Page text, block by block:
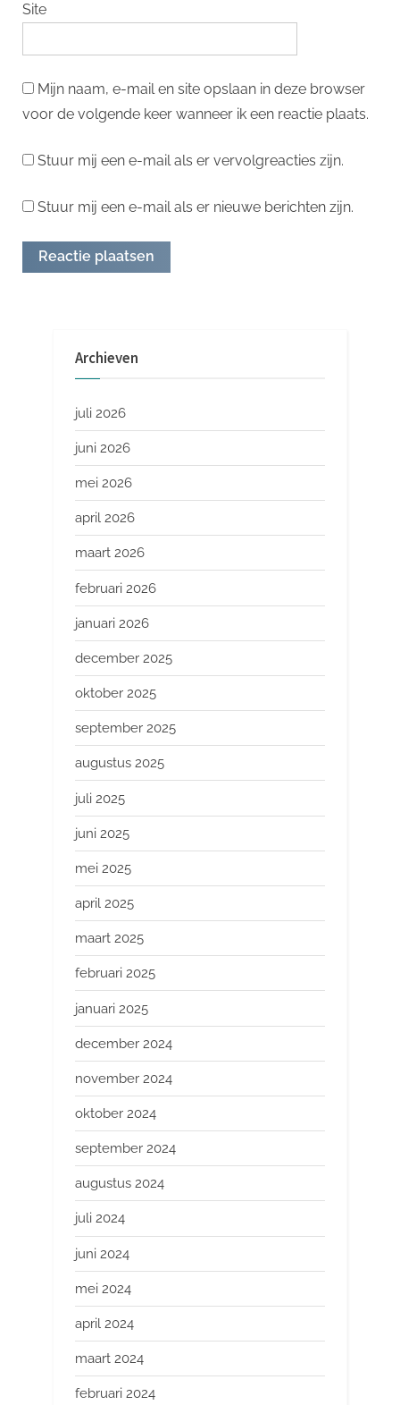
Site
Mijn naam, e-mail en site opslaan in deze browser
voor de volgende keer wanneer ik een reactie plaats.
Stuur mij een e-mail als er vervolgreacties zijn.
Stuur mij een e-mail als er nieuwe berichten zijn.
Archieven
juli 2026
juni 2026
mei 2026
april 2026
maart 2026
februari 2026
januari 2026
december 2025
oktober 2025
september 2025
augustus 2025
juli 2025
juni 2025
mei 2025
april 2025
maart 2025
februari 2025
januari 2025
december 2024
november 2024
oktober 2024
september 2024
augustus 2024
juli 2024
juni 2024
mei 2024
april 2024
maart 2024
februari 2024